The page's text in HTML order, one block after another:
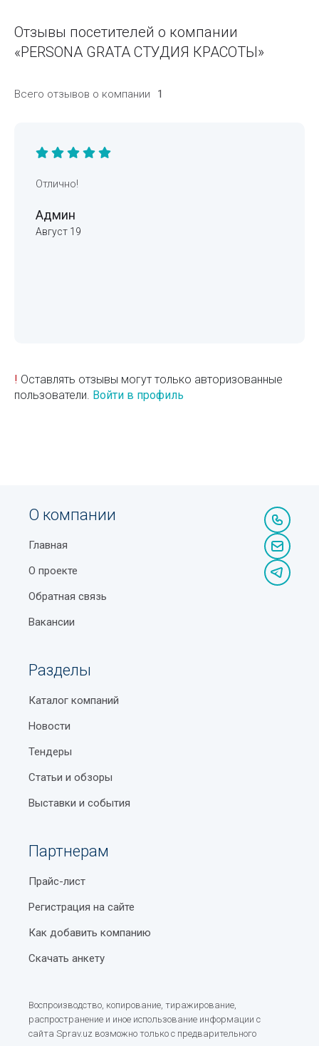
Отзывы посетителей о компании
«PERSONA GRATA СТУДИЯ КРАСОТЫ»
Всего отзывов о компании 1
Отлично!
Админ
Август 19
! Оставлять отзывы могут только авторизованные
пользователи. Войти в профиль
О компании
Главная
О проекте
Обратная связь
Вакансии
Разделы
Каталог компаний
Новости
Тендеры
Статьи и обзоры
Выставки и события
Партнерам
Прайс-лист
Регистрация на сайте
Как добавить компанию
Скачать анкету
Воспроизводство, копирование, тиражирование,
распространение и иное использование информации с
сайта Sprav.uz возможно только с предварительного